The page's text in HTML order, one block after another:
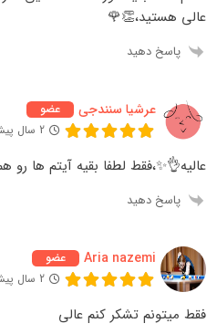
عالی هستید،👏🌹
پاسخ دهید
عرشیا سنندجی
عضو
2 سال پیش
عالیه👌✨️،فقط لطفا بقیه آیتم ها
پاسخ دهید
Aria nazemi
عضو
2 سال پیش
فقط میتونم تشکر کنم عالی